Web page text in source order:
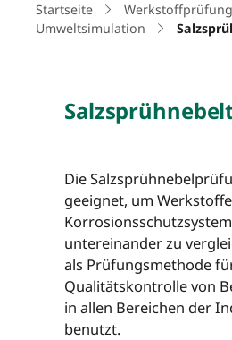
Startseite
Umweltsimulation
Die
geeignet, um
untereinander zu
als Prüfungsmethode
Qualitätskontrolle von
in allen Bereichen der
benutzt.